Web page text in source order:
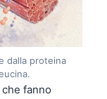
dalla proteina
fanno